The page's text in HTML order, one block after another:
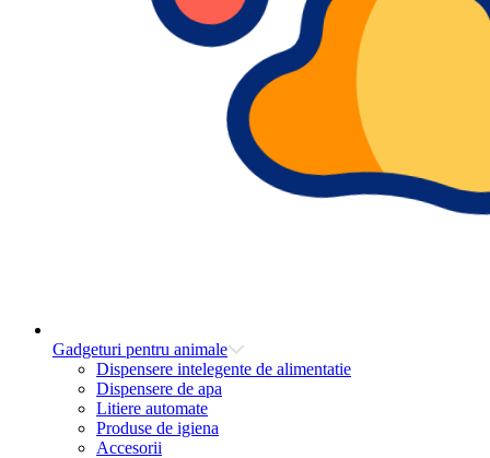
Gadgeturi pentru animale
Dispensere intelegente de alimentatie
Dispensere de apa
Litiere automate
Produse de igiena
Accesorii